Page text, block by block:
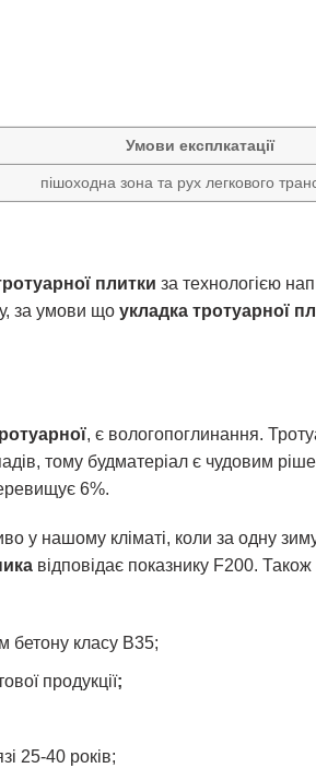
Умови експлкатації
пішоходна зона та рух легкового
плитки за технологією
за умови що укладка тротуарної
, є вологопоглинання.
тому будматеріал є чудовим
6%.
у нашому кліматі, коли за одну
відповідає показнику F200. Також
бетону класу В35;
продукції;
25-40 років;